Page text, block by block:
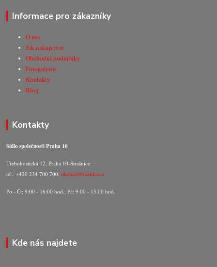
Informace pro zákazníky
O nás
Jak nakupovat
Obchodní podmínky
Fotogalerie
Kontakty
Blog
Kontakty
Sídlo společnosti Praha 10
Třebohostická 12, Praha 10-Strašnice
tel.: +420 234 700 700,obchod@razitka.cz
Po - Čt: 9:00 - 16:00 hod., Pá: 9:00 - 15:00 hod.
Kde nás najdete